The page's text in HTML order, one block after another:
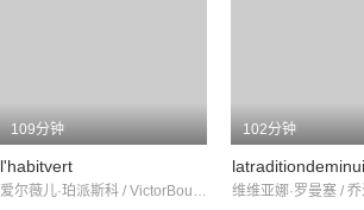
109分钟
l'habitvert
爱尔薇儿·珀派斯科 / VictorBoucher / 朱尔·贝里
102分钟